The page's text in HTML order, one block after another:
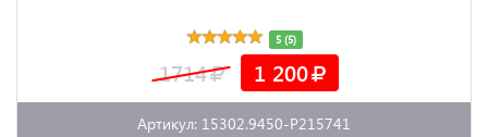
5 (5)
1714 1 200
Артикул: 15302.9450-P215741